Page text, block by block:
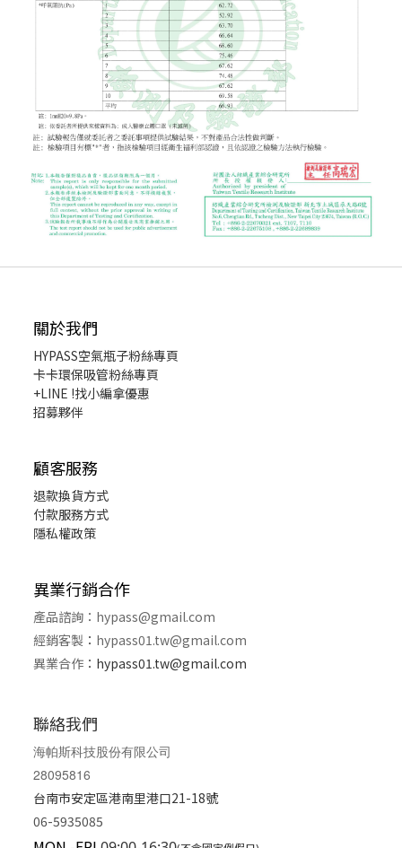
關於我們
HYPASS空氣瓶子粉絲專頁
卡卡環保吸管粉絲專頁
+LINE !找小編拿優惠
招募夥伴
顧客服務
退款換貨方式
付款服務方式
隱私權政策
異業行銷合作
產品諮詢： hypass@gmail.com
經銷客製 ： hypass01.tw@gmail.com
異業合作 ： hypass01.tw@gmail.com
聯絡我們
海帕斯科技股份有限公司
28095816
台南市安定區港南里港口21-18號
06-5935085